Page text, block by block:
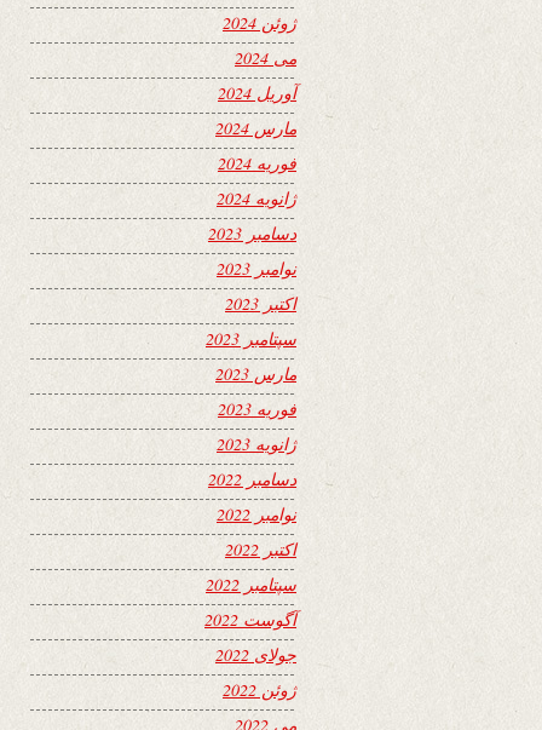
ژوئن 2024
می 2024
آوریل 2024
مارس 2024
فوریه 2024
ژانویه 2024
دسامبر 2023
نوامبر 2023
اکتبر 2023
سپتامبر 2023
مارس 2023
فوریه 2023
ژانویه 2023
دسامبر 2022
نوامبر 2022
اکتبر 2022
سپتامبر 2022
آگوست 2022
جولای 2022
ژوئن 2022
می 2022